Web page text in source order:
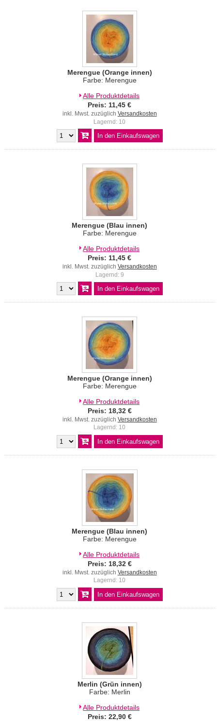
Merengue (Orange innen)
Farbe: Merengue
Alle Produktdetails
Preis: 11,45 €
inkl. Mwst. zuzüglich Versandkosten
Lagernd: 10
Merengue (Blau innen)
Farbe: Merengue
Alle Produktdetails
Preis: 11,45 €
inkl. Mwst. zuzüglich Versandkosten
Lagernd: 9
Merengue (Orange innen)
Farbe: Merengue
Alle Produktdetails
Preis: 18,32 €
inkl. Mwst. zuzüglich Versandkosten
Lagernd: 10
Merengue (Blau innen)
Farbe: Merengue
Alle Produktdetails
Preis: 18,32 €
inkl. Mwst. zuzüglich Versandkosten
Lagernd: 10
Merlin (Grün innen)
Farbe: Merlin
Alle Produktdetails
Preis: 22,90 €